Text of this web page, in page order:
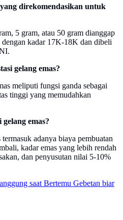
direkomendasikan untuk
5 gram, atau 50 gram dianggap
kadar 17K-18K dan dibeli
gelang emas?
meliputi fungsi ganda sebagai
tinggi yang memudahkan
emas?
adanya biaya pembuatan
kadar emas yang lebih rendah
dan penyusutan nilai 5-10%
saat Bertemu Gebetan biar